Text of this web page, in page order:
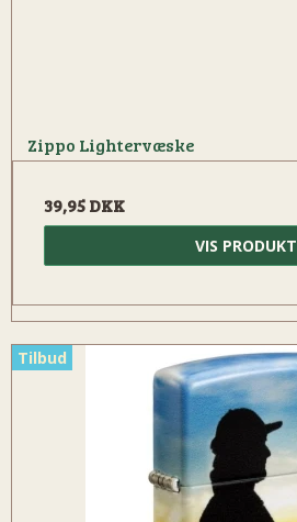
Zippo Lightervæske
39,95 DKK
VIS PRODUKT
Tilbud